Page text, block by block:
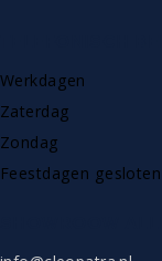
Werkdagen
Zaterdag
Zondag
Feestdagen gesloten